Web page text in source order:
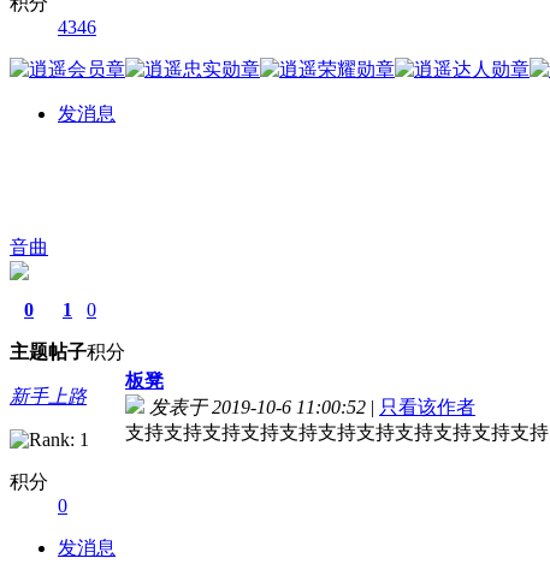
4346
发消息
音曲
0
主题
1
帖子
0
积分
新手上路
积分
0
发消息
板凳
发表于 2019-10-6 11:00:52 | 只看该作者
支持支持支持支持支持支持支持支持支持支持支持